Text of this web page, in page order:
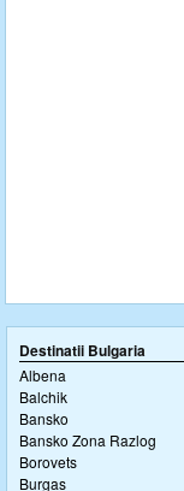
Destinatii Bulgaria
Albena
Balchik
Bansko
Bansko Zona Razlog
Borovets
Burgas